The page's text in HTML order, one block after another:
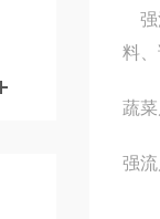
料
蔬
强